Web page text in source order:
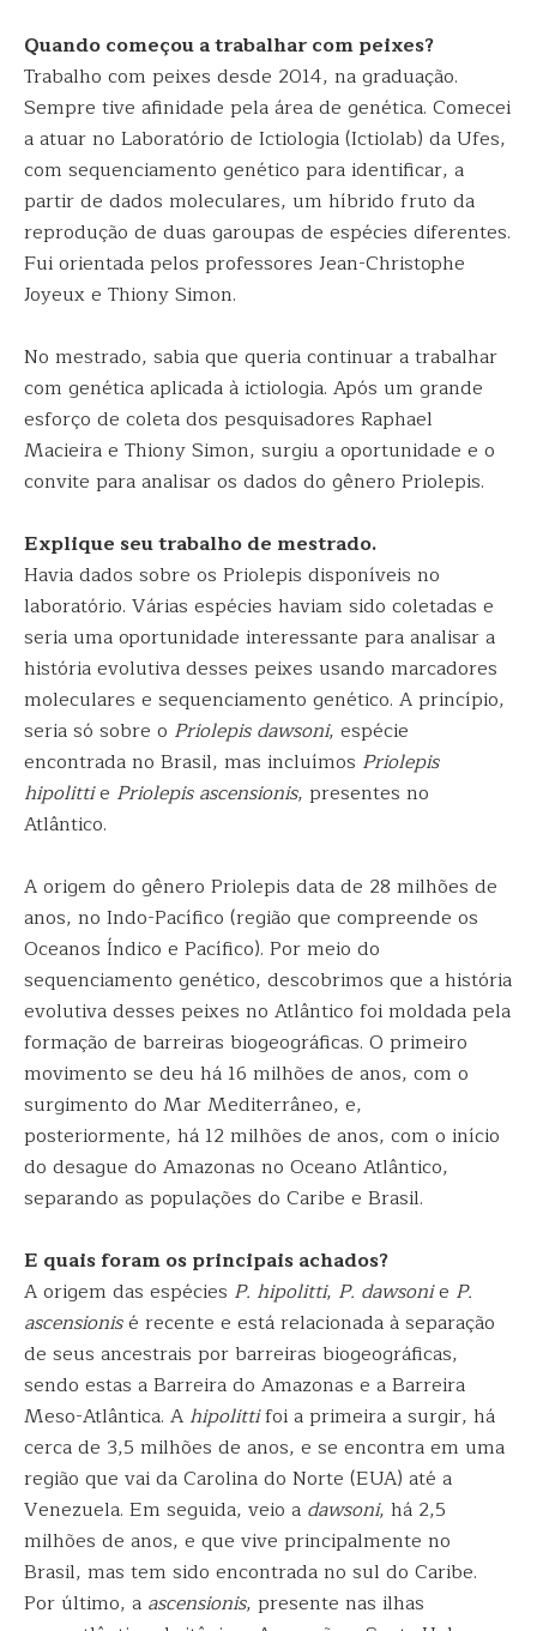
Quando começou a trabalhar com peixes?
Trabalho com peixes desde 2014, na graduação.
Sempre tive afinidade pela área de genética. Comecei
a atuar no Laboratório de Ictiologia (Ictiolab) da Ufes,
com sequenciamento genético para identificar, a
partir de dados moleculares, um híbrido fruto da
reprodução de duas garoupas de espécies diferentes.
Fui orientada pelos professores Jean-Christophe
Joyeux e Thiony Simon.
No mestrado, sabia que queria continuar a trabalhar
com genética aplicada à ictiologia. Após um grande
esforço de coleta dos pesquisadores Raphael
Macieira e Thiony Simon, surgiu a oportunidade e o
convite para analisar os dados do gênero Priolepis.
Explique seu trabalho de mestrado.
Havia dados sobre os Priolepis disponíveis no
laboratório. Várias espécies haviam sido coletadas e
seria uma oportunidade interessante para analisar a
história evolutiva desses peixes usando marcadores
moleculares e sequenciamento genético. A princípio,
seria só sobre o Priolepis dawsoni, espécie
encontrada no Brasil, mas incluímos Priolepis
hipolittie Priolepis ascensionis, presentes no
Atlântico.
A origem do gênero Priolepis data de 28 milhões de
anos, no Indo-Pacífico (região que compreende os
Oceanos Índico e Pacífico). Por meio do
sequenciamento genético, descobrimos que a história
evolutiva desses peixes no Atlântico foi moldada pela
formação de barreiras biogeográficas. O primeiro
movimento se deu há 16 milhões de anos, com o
surgimento do Mar Mediterrâneo, e,
posteriormente, há 12 milhões de anos, com o início
do desague do Amazonas no Oceano Atlântico,
separando as populações do Caribe e Brasil.
E quais foram os principais achados?
A origem das espécies P. hipolitti, P. dawsonie P.
ascensionisé recente e está relacionada à separação
de seus ancestrais por barreiras biogeográficas,
sendo estas a Barreira do Amazonas e a Barreira
Meso-Atlântica. A hipolittifoi a primeira a surgir, há
cerca de 3,5 milhões de anos, e se encontra em uma
região que vai da Carolina do Norte (EUA) até a
Venezuela. Em seguida, veio a dawsoni, há 2,5
milhões de anos, e que vive principalmente no
Brasil, mas tem sido encontrada no sul do Caribe.
Por último, a ascensionis, presente nas ilhas